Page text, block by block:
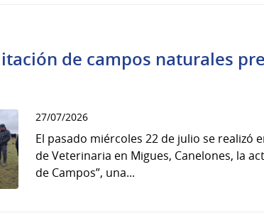
de campos naturales
27/07/2026
El pasado miércoles 22 de julio se realizó
de Veterinaria en Migues, Canelones, la
de Campos”, una...